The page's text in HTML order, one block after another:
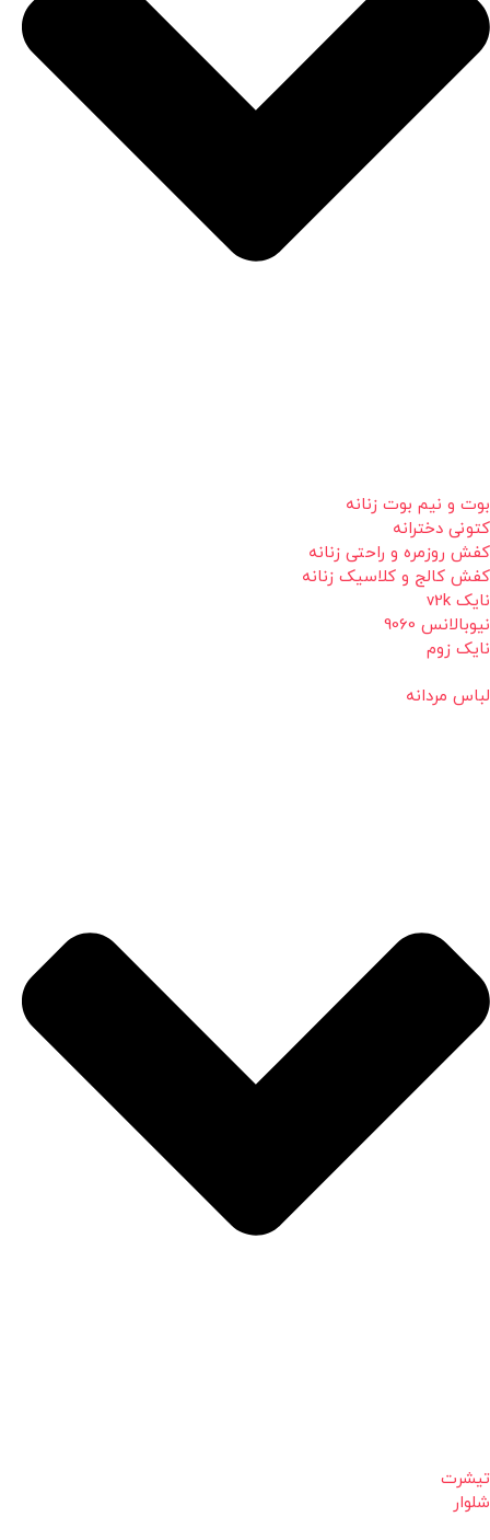
بوت و نیم بوت زنانه
کتونی دخترانه
کفش روزمره و راحتی زنانه
کفش کالج و کلاسیک زنانه
نایک v2k
نیوبالانس 9060
نایک زوم
لباس مردانه
تیشرت
شلوار